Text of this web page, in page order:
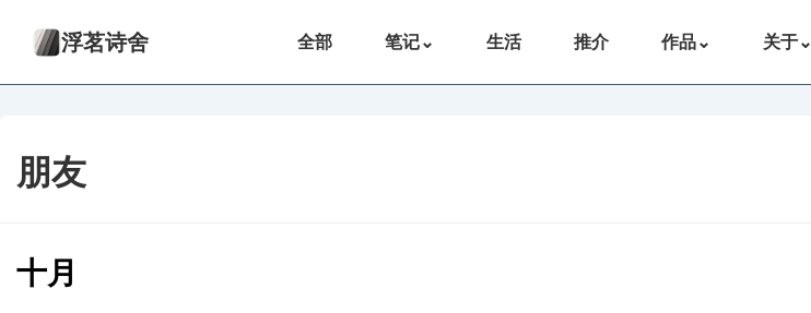
浮茗诗舍 全部 笔记⌄ 生活 推介 作品⌄ 关于⌄
朋友
十月